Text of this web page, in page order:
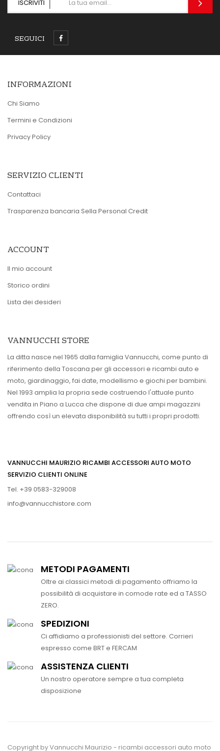
ISCRIVITI
SEGUICI
INFORMAZIONI
Chi Siamo
Termini e Condizioni
Privacy Policy
SERVIZIO CLIENTI
Contattaci
Trasparenza bancaria Sella Personal Credit
ACCOUNT
Il mio account
Storico ordini
Lista dei desideri
VANNUCCHI STORE
La ditta nasce nel 1965 dalla famiglia Vannucchi, come punto di
riferimento della Toscana per gli accessori e ricambi auto e
moto, giardinaggio, fai date, modellismo e giochi per bambini.
Nel 1993 amplia la propria sede costruendo l'attuale punto
vendita in Piano a Lucca che dispone di due ampi magazzini
offrendo così un elevata disponibilità su tutti i propri prodotti.
VANNUCCHI MAURIZIO RICAMBI ACCESSORI AUTO MOTO
SERVIZIO CLIENTI ONLINE
Tel. +39 0583-329008
info@vannucchistore.com
METODI PAGAMENTI
Oltre ai classici metodi di pagamento offriamo la
possibilità di acquistare in comode rate ed a TASSO
ZERO.
SPEDIZIONI
Ci affidiamo a professionisti del settore. Corrieri
espresso come BRT e FERCAM
ASSISTENZA CLIENTI
Un nostro operatore sempre a tua completa
disposizione
Copyright by Vannucchi Maurizio - ricambi accessori auto moto